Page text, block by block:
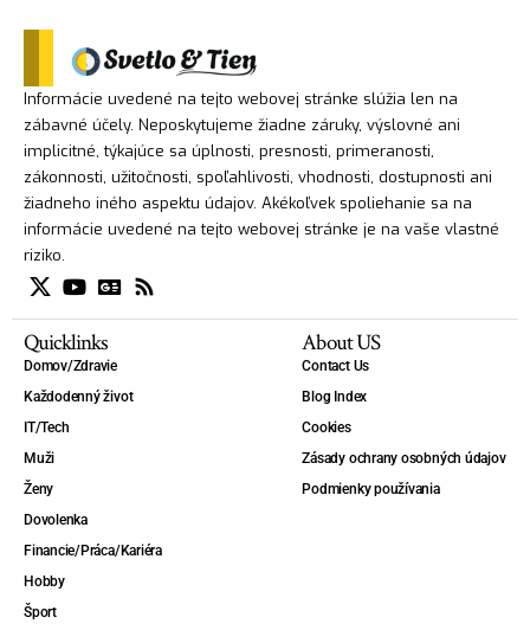
Informácie uvedené na tejto webovej stránke slúžia len na
zábavné účely. Neposkytujeme žiadne záruky, výslovné ani
implicitné, týkajúce sa úplnosti, presnosti, primeranosti,
zákonnosti, užitočnosti, spoľahlivosti, vhodnosti, dostupnosti ani
žiadneho iného aspektu údajov. Akékoľvek spoliehanie sa na
informácie uvedené na tejto webovej stránke je na vaše vlastné
riziko.
Quicklinks
Domov/Zdravie
Každodenný život
IT/Tech
Muži
Ženy
Dovolenka
Financie/Práca/Kariéra
Hobby
Šport
About US
Contact Us
Blog Index
Cookies
Zásady ochrany osobných údajov
Podmienky používania